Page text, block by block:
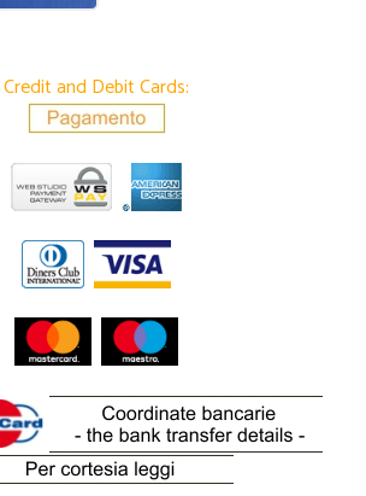
Credit and Debit Cards: